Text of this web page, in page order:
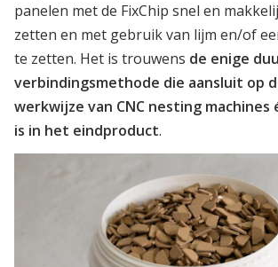
panelen met de FixChip snel en
zetten en met gebruik van lijm en/of
te zetten. Het is trouwens de enige
verbindingsmethode die aansluit op
werkwijze van CNC nesting machines
is in het eindproduct.